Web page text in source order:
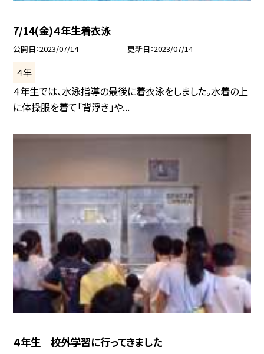
7/14(金)４年生着衣泳
公開日 2023/07/14 更新日 2023/07/14
４年
４年生では、水泳指導の最後に着衣泳をしました。水着の上
に体操服を着て「背浮き」や...
４年生 校外学習に行ってきました